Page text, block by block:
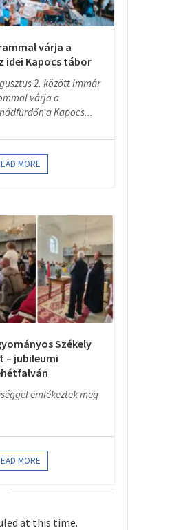
várja a
idei Kapocs tábor
2. között immár
várja a
a Kapocs...
MORE
Székely
– jubileumi
emlékeztek meg
MORE
at this time.